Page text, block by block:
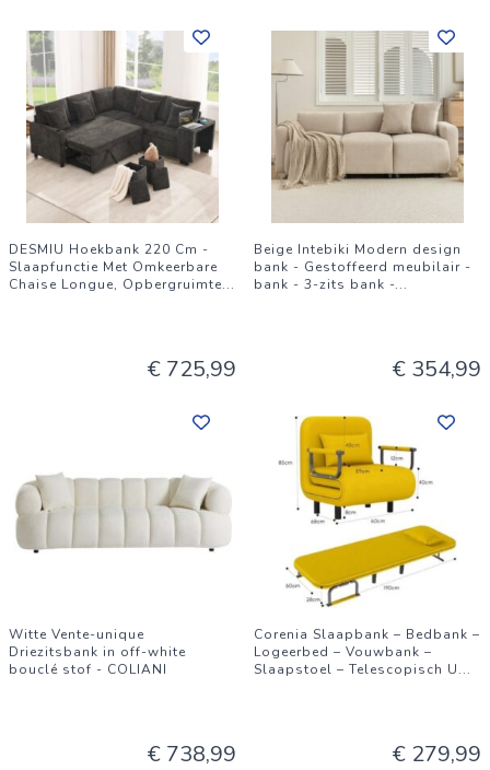
DESMIU Hoekbank 220 Cm -
Slaapfunctie Met Omkeerbare
Chaise Longue, Opbergruimte...
€ 725,99
Beige Intebiki Modern design
bank - Gestoffeerd meubilair -
bank - 3-zits bank -...
€ 354,99
Witte Vente-unique
Driezitsbank in off-white
bouclé stof - COLIANI
€ 738,99
Corenia Slaapbank – Bedbank –
Logeerbed – Vouwbank –
Slaapstoel – Telescopisch U...
€ 279,99